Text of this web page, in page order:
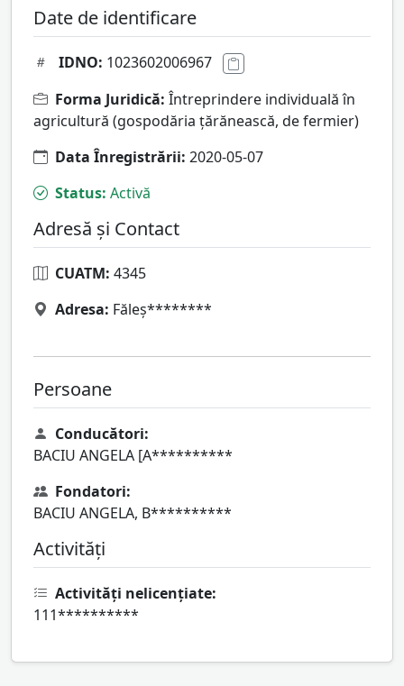
Date de identificare
IDNO: 1023602006967
Forma Juridică: Întreprindere individuală în
agricultură (gospodăria ţărănească, de fermier)
Data Înregistrării: 2020-05-07
Status: Activă
Adresă și Contact
CUATM: 4345
Adresa: Făleş********
Persoane
Conducători:
BACIU ANGELA [A**********
Fondatori:
BACIU ANGELA, B**********
Activități
Activități nelicențiate:
111**********